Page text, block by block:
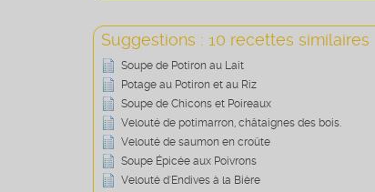
Suggestions : 10 recettes similaires
Soupe de Potiron au Lait
Potage au Potiron et au Riz
Soupe de Chicons et Poireaux
Velouté de potimarron, châtaignes des bois.
Velouté de saumon en croûte
Soupe Épicée aux Poivrons
Velouté d'Endives à la Bière